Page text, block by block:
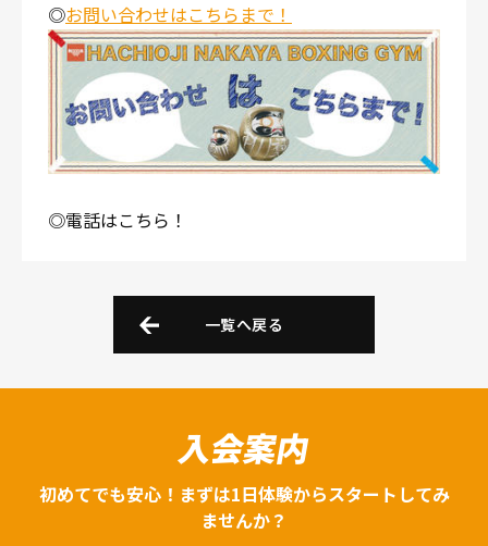
◎お問い合わせはこちらまで！
◎電話はこちら！
一覧へ戻る
入会案内
初めてでも安心！まずは1日体験からスタートしてみ
ませんか？